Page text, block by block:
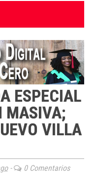
ESPECIAL
MASIVA;
VILLA
- 0 Comentarios